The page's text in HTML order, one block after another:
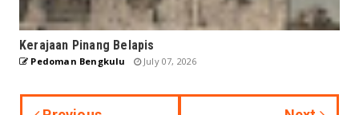
Kerajaan Pinang Belapis
Pedoman Bengkulu July 07, 2026